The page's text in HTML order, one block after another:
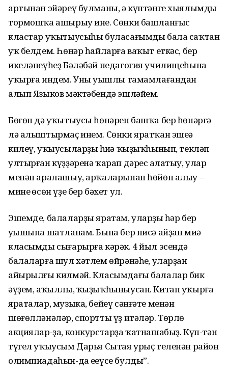
артынан эйәреү булманы, ә күптәнге хыялымды
тормошҡа ашырыу ине. Сөнки башланғыс
кластар уҡытыусыһы буласағымды бала саҡтан
уҡ белдем. Һөнәр һайларға ваҡыт еткәс, бер
икеләнеүһеҙ Бәләбәй педагогия училищеһына
уҡырға индем. Уны уңышлы тамамлағандан
алып Языков мәктәбендә эшләйем.
Бөгөн дә уҡытыусы һөнәрен башҡа бер һөнәргә
лә алыштырмаҫ инем. Сөнки яратҡан эшеңә
килеү, уҡыусыларҙың һиңә ҡыҙыҡһынып, текләп
ултырған күҙҙәренә ҡарап дәрес аңлатыу, улар
менән аралашыу, арҡаларынан һөйөп алыу –
минең өсөн үҙе бер бәхет ул.
Эшемде, балаларҙы яратам, уларҙың һәр бер
уңышына шатланам. Бына бер нисә айҙан миңә
класымды сығарырға кәрәк. 4 йыл эсендә
балаларға шул хәтлем өйрәнәһең, уларҙан
айырылғы килмәй. Класымдағы балалар бик
әүҙем, аҡыллы, ҡыҙыҡһыныусан. Китап уҡырға
яраталар, музыка, бейеү сәнғәте менән
шөғөлләнәләр, спортты үҙ итәләр. Төрлө
акциялар-ҙа, конкурстарҙа ҡатнашабыҙ. Күп-тән
түгел уҡыусым Дарья Сытая урыҫ теленән район
олимпиадаһын-да еңеүсе булды”.